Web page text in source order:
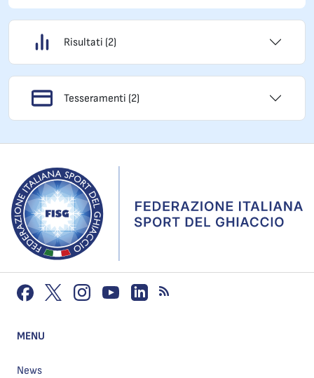
Risultati (2)
Tesseramenti (2)
MENU
News